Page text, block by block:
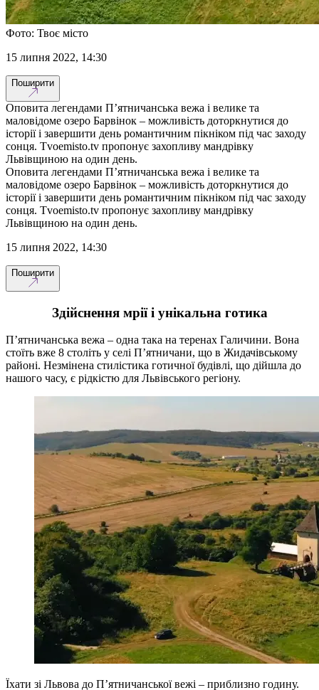
Фото: Твоє місто
15 липня 2022, 14:30
Поширити
Оповита легендами П’ятничанська вежа і велике та
маловідоме озеро Барвінок – можливість доторкнутися до
історії і завершити день романтичним пікніком під час заходу
сонця. Tvoemisto.tv пропонує захопливу мандрівку
Львівщиною на один день.
Оповита легендами П’ятничанська вежа і велике та
маловідоме озеро Барвінок – можливість доторкнутися до
історії і завершити день романтичним пікніком під час заходу
сонця. Tvoemisto.tv пропонує захопливу мандрівку
Львівщиною на один день.
15 липня 2022, 14:30
Поширити
Здійснення мрії і унікальна готика
П’ятничанська вежа – одна така на теренах Галичини. Вона
стоїть вже 8 століть у селі П’ятничани, що в Жидачівському
районі. Незмінена стилістика готичної будівлі, що дійшла до
нашого часу, є рідкістю для Львівського регіону.
Їхати зі Львова до П’ятничанської вежі – приблизно годину.